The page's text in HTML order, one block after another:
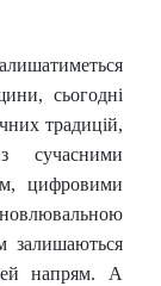
сьогодні
традицій,
сучасними
цифровими
залишаються
напрям. А